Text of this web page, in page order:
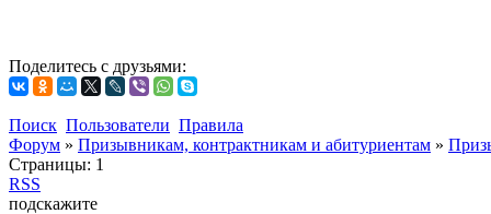
Поделитесь с друзьями:
Поиск Пользователи Правила
Форум » Призывникам, контрактникам и абитуриентам »
Страницы: 1
RSS
подскажите